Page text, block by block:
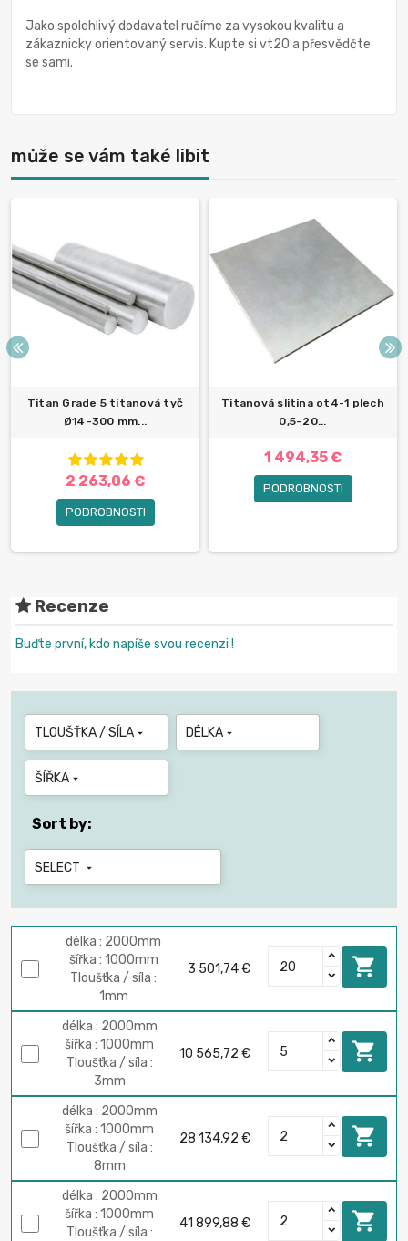
Jako spolehlivý dodavatel ručíme za vysokou kvalitu a
zákaznicky orientovaný servis. Kupte si vt20 a přesvědčte
se sami.
může se vám také libit
Titan Grade 5 titanová tyč
Ø14–300 mm...
2 263,06 €
PODROBNOSTI
Titanová slitina ot4-1 plech
0,5–20...
1 494,35 €
PODROBNOSTI
Recenze
Buďte první, kdo napíše svou recenzi !
TLOUŠŤKA / SÍLA  DÉLKA 
ŠÍŘKA 
Sort by:
SELECT 
délka : 2000mm
šířka : 1000mm
Tloušťka / síla :
1mm
3 501,74 € 
délka : 2000mm
šířka : 1000mm
Tloušťka / síla :
3mm
10 565,72 € 
délka : 2000mm
šířka : 1000mm
Tloušťka / síla :
8mm
28 134,92 € 
délka : 2000mm
šířka : 1000mm
Tloušťka / síla :
41 899,88 € 